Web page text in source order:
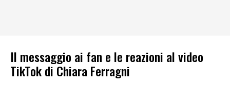
Il messaggio ai fan e le reazioni al video
TikTok di Chiara Ferragni